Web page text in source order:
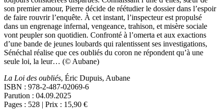
son premier amour, Pierre décide de réétudier le dossier dans l’espoir
de faire rouvrir l’enquête. À cet instant, l’inspecteur est propulsé
dans un engrenage infernal, vengeance, trahison, et misère sociale
vont peupler son quotidien. Confronté à l’omerta et aux exactions
d’une bande de jeunes loubards qui ralentissent ses investigations,
Sénéchal réalise que ces oubliés du coron ne répondent qu’à une
seule loi, la leur… (© Aubane)
La Loi des oubliés, Éric Dupuis, Aubane
ISBN : 978-2-487-02069-6
Parution : 04.09.2025
Pages : 528 | Prix : 15,90 €